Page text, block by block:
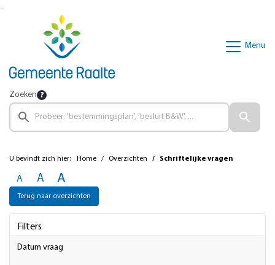
Ga naar de inhoud van deze pagina
Ga naar het zoeken
Menu
Zoeken
U bevindt zich hier: Home Overzichten Schriftelijke vragen
A A A
Terug naar overzichten
Filters
Datum vraag